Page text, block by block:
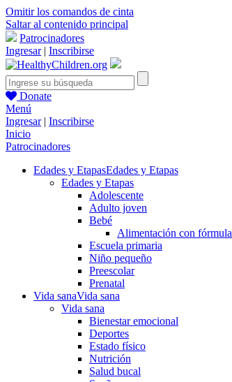
Omitir los comandos de cinta
Saltar al contenido principal
Patrocinadores
Ingresar| Inscribirse
Donate
Menú
Ingresar| Inscribirse
Inicio
Patrocinadores
Edades y EtapasEdades y Etapas
Edades y Etapas
Adolescente
Adulto joven
Bebé
Alimentación con fórmula
Escuela primaria
Niño pequeño
Preescolar
Prenatal
Vida sanaVida sana
Vida sana
Bienestar emocional
Deportes
Estado físico
Nutrición
Salud bucal